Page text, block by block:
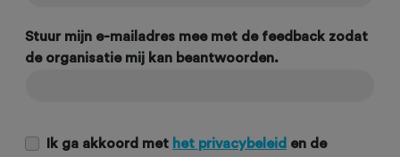
Stuur mijn e-mailadres mee met de feedback zodat
de organisatie mij kan beantwoorden.
Ik ga akkoord met het privacybeleid en de